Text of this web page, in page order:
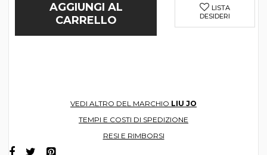
AGGIUNGI AL
CARRELLO
LISTA
DESIDERI
VEDI ALTRO DEL MARCHIO LIU JO
TEMPI E COSTI DI SPEDIZIONE
RESI E RIMBORSI